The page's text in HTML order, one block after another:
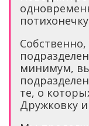
минимум,
те, о
Дружковку